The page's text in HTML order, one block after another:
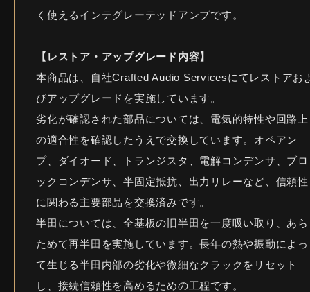
く使えるインテグレーテッドアンプです。
【レストア・アップグレード内容】
本商品は、自社Crafted Audio Servicesにてレストアお
びアップグレードを実施しています。
劣化が確認された部品については、電気的特性や回路上
の適合性を確認したうえで交換しています。オペアン
プ、ダイオード、トランジスタ、電解コンデンサ、ブロ
ックコンデンサ、半固定抵抗、出力リレーなど、信頼性
に関わる主要部品を交換済みです。
半田については、全基板の旧半田を一度吸い取り、あら
ためて再半田を実施しています。長年の熱や振動によっ
て生じる半田内部の劣化や微細なクラックをリセット
し、接続信頼性を高めるための工程です。